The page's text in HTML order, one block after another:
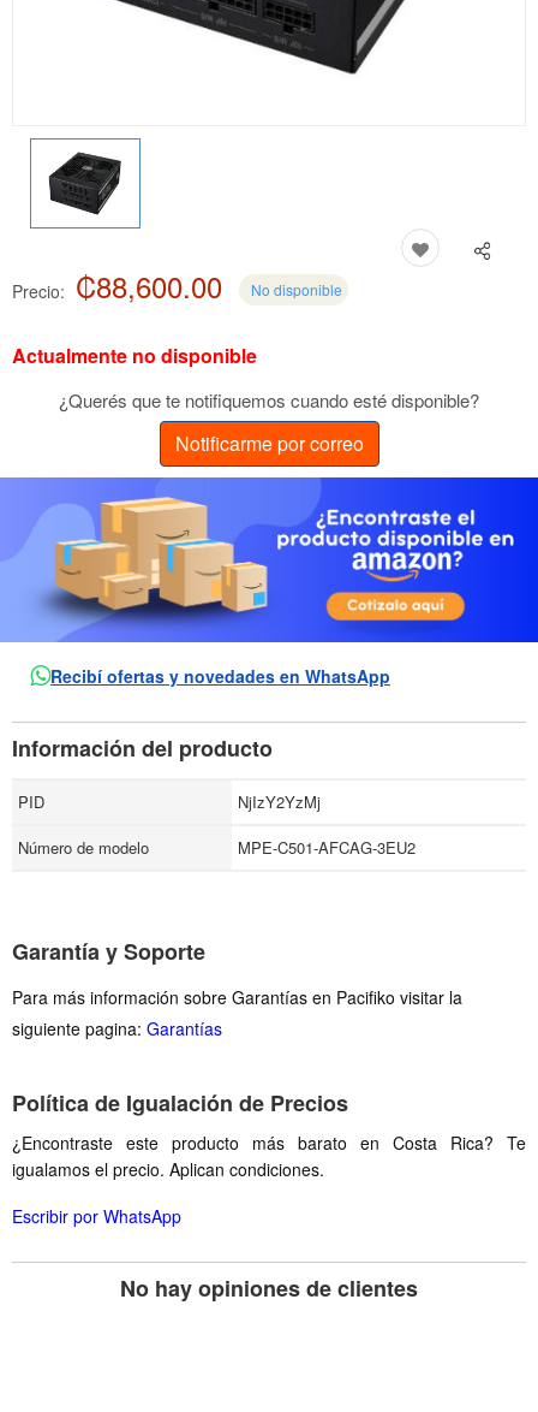
Precio: ₡88,600.00 No disponible
Actualmente no disponible
¿Querés que te notifiquemos cuando esté disponible?
Notificarme por correo
Recibí ofertas y novedades en WhatsApp
Información del producto
PID
NjIzY2YzMj
Número de modelo
MPE-C501-AFCAG-3EU2
Garantía y Soporte
Para más información sobre Garantías en Pacifiko visitar la
siguiente pagina: Garantías
Política de Igualación de Precios
¿Encontraste este producto más barato en Costa Rica? Te
igualamos el precio. Aplican condiciones.
Escribir por WhatsApp
No hay opiniones de clientes